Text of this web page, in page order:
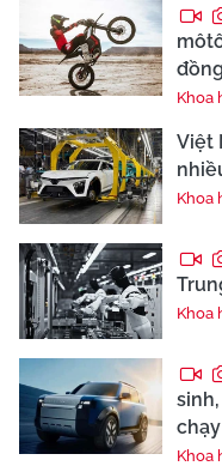
đồng
Khoa
Việt
Khoa
Khoa
Khoa